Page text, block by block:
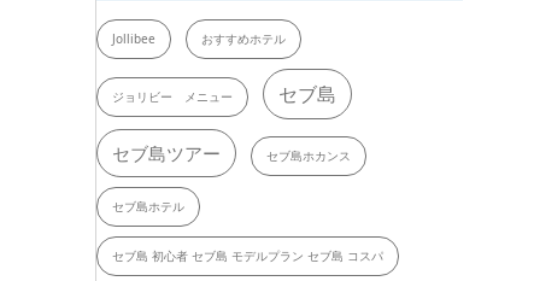
Jollibee おすすめホテル
ジョリビー メニュー セブ島
セブ島ツアー セブ島ホカンス
セブ島ホテル
セブ島 初心者 セブ島 モデルプラン セブ島 コスパ